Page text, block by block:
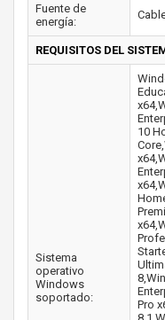
Fuente de
energía:
REQUISITOS DEL
Sistema
operativo
Windows
soportado:
10
Pro